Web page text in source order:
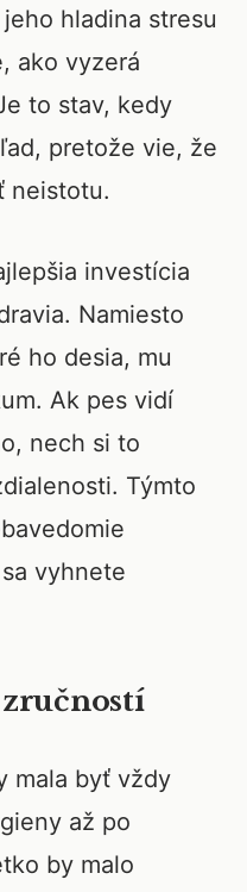
hladina stresu
ako vyzerá
to stav, kedy
pretože vie, že
neistotu.
investícia
Namiesto
ho desia, mu
Ak pes vidí
nech si to
Týmto
vyhnete
mala byť vždy
až po
by malo